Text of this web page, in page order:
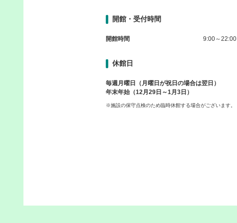
開館・受付時間
開館時間 9:00～22:00
休館日
毎週月曜日（月曜日が祝日の場合は翌日）
年末年始（12月29日～1月3日）
※施設の保守点検のため臨時休館する場合がございます。